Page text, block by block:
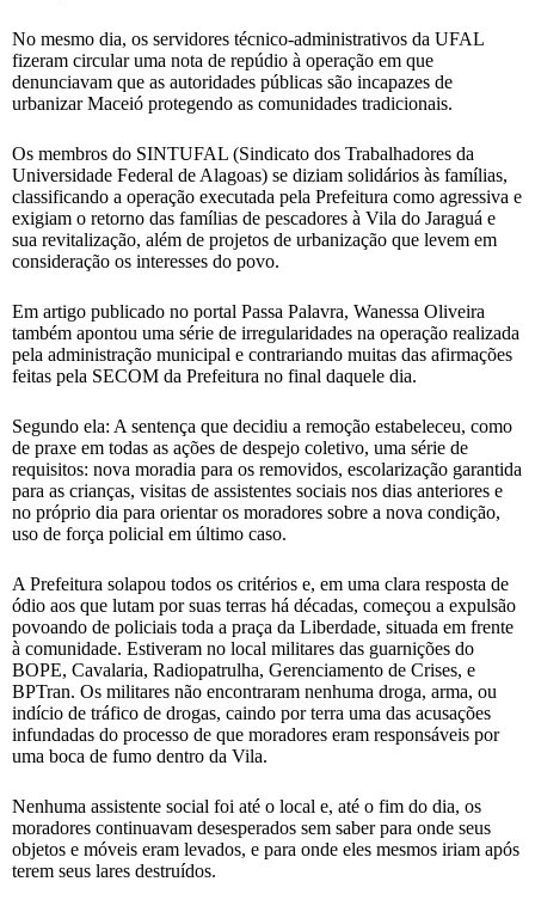
No mesmo dia, os servidores técnico-administrativos da UFAL
fizeram circular uma nota de repúdio à operação em que
denunciavam que as autoridades públicas são incapazes de
urbanizar Maceió protegendo as comunidades tradicionais.
Os membros do SINTUFAL (Sindicato dos Trabalhadores da
Universidade Federal de Alagoas) se diziam solidários às famílias,
classificando a operação executada pela Prefeitura como agressiva e
exigiam o retorno das famílias de pescadores à Vila do Jaraguá e
sua revitalização, além de projetos de urbanização que levem em
consideração os interesses do povo.
Em artigo publicado no portal Passa Palavra, Wanessa Oliveira
também apontou uma série de irregularidades na operação realizada
pela administração municipal e contrariando muitas das afirmações
feitas pela SECOM da Prefeitura no final daquele dia.
Segundo ela: A sentença que decidiu a remoção estabeleceu, como
de praxe em todas as ações de despejo coletivo, uma série de
requisitos: nova moradia para os removidos, escolarização garantida
para as crianças, visitas de assistentes sociais nos dias anteriores e
no próprio dia para orientar os moradores sobre a nova condição,
uso de força policial em último caso.
A Prefeitura solapou todos os critérios e, em uma clara resposta de
ódio aos que lutam por suas terras há décadas, começou a expulsão
povoando de policiais toda a praça da Liberdade, situada em frente
à comunidade. Estiveram no local militares das guarnições do
BOPE, Cavalaria, Radiopatrulha, Gerenciamento de Crises, e
BPTran. Os militares não encontraram nenhuma droga, arma, ou
indício de tráfico de drogas, caindo por terra uma das acusações
infundadas do processo de que moradores eram responsáveis por
uma boca de fumo dentro da Vila.
Nenhuma assistente social foi até o local e, até o fim do dia, os
moradores continuavam desesperados sem saber para onde seus
objetos e móveis eram levados, e para onde eles mesmos iriam após
terem seus lares destruídos.